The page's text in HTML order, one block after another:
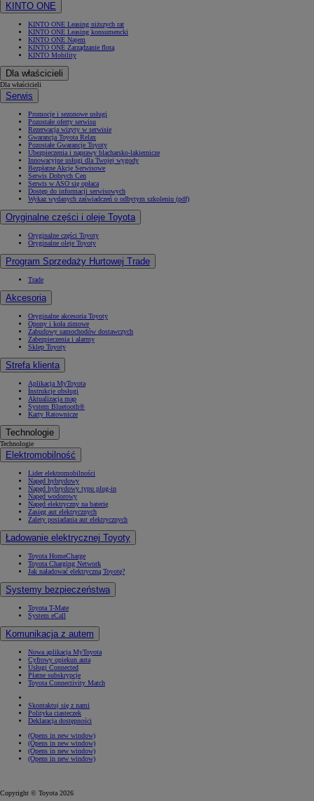
KINTO ONE
KINTO ONE Leasing niższych rat
KINTO ONE Leasing konsumencki
KINTO ONE Najem
KINTO ONE Zarządzanie flotą
KINTO Mobility
Dla właścicieli
Dla właścicieli
Serwis
Promocje i sezonowe usługi
Pozostałe oferty serwisu
Rezerwacja wizyty w serwisie
Gwarancja Toyota Relax
Pozostałe Gwarancje Toyoty
Ubezpieczenia i naprawy blacharsko-lakiernicze
Innowacyjne usługi dla Twojej wygody
Bezpłatne Akcje Serwisowe
Serwis Dobrych Cen
Serwis w ASO się opłaca
Dostęp do informacji serwisowych
Wykaz wydanych zaświadczeń o odbytym szkoleniu (pdf)
Oryginalne części i oleje Toyota
Oryginalne części Toyoty
Oryginalne oleje Toyoty
Program Sprzedaży Hurtowej Trade
Trade
Akcesoria
Oryginalne akcesoria Toyoty
Opony i koła zimowe
Zabudowy samochodów dostawczych
Zabezpieczenia i alarmy
Sklep Toyoty
Strefa klienta
Aplikacja MyToyota
Instrukcje obsługi
Aktualizacja map
System Bluetooth®
Karty Ratownicze
Technologie
Technologie
Elektromobilność
Lider elektromobilności
Napęd hybrydowy
Napęd hybrydowy typu plug-in
Napęd wodorowy
Napęd elektryczny na baterię
Zasięg aut elektrycznych
Zalety posiadania aut elektrycznych
Ładowanie elektrycznej Toyoty
Toyota HomeCharge
Toyota Charging Network
Jak naładować elektryczną Toyotę?
Systemy bezpieczeństwa
Toyota T-Mate
System eCall
Komunikacja z autem
Nowa aplikacja MyToyota
Cyfrowy opiekun auta
Usługi Connected
Płatne subskrypcje
Toyota Connectivity Match
Skontaktuj się z nami
Polityka ciasteczek
Deklaracja dostępności
(Opens in new window)
(Opens in new window)
(Opens in new window)
(Opens in new window)
Copyright © Toyota 2026